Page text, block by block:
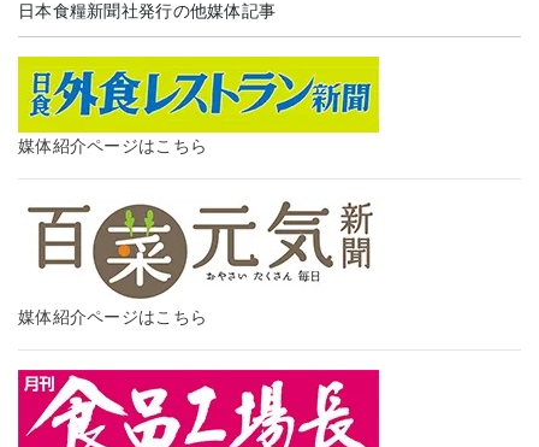
日本食糧新聞社発行の他媒体記事
媒体紹介ページはこちら
媒体紹介ページはこちら